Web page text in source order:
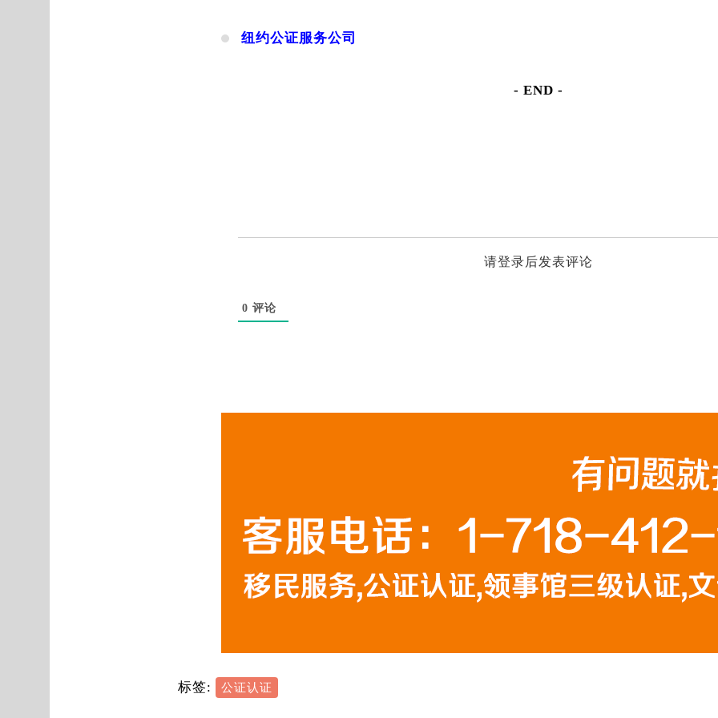
纽约公证服务公司
- END -
请登录后发表评论
0 评论
标签: 公证认证